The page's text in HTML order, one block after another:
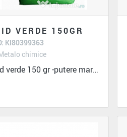
VERDE 150GR
KI80399363
chimice
Oxid verde 150 gr -putere mare de...